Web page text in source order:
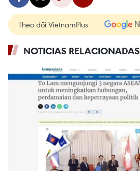
Theo dõi VietnamPlus
NOTICIAS RELACIONADAS